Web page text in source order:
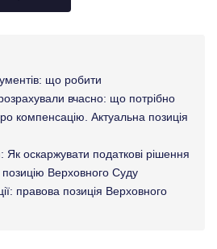
що робити
вчасно: що потрібно
компенсацію. Актуальна позиція
Як оскаржувати податкові рішення
позицію Верховного Суду
правова позиція Верховного